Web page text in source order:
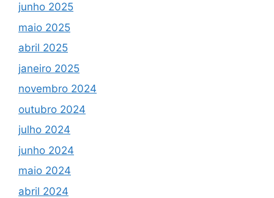
junho 2025
maio 2025
abril 2025
janeiro 2025
novembro 2024
outubro 2024
julho 2024
junho 2024
maio 2024
abril 2024